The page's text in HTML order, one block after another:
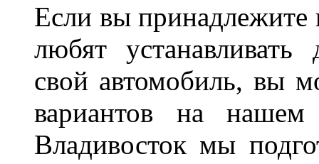
Если вы принадлежите
любят устанавливать
свой автомобиль, вы
вариантов на
Владивосток мы